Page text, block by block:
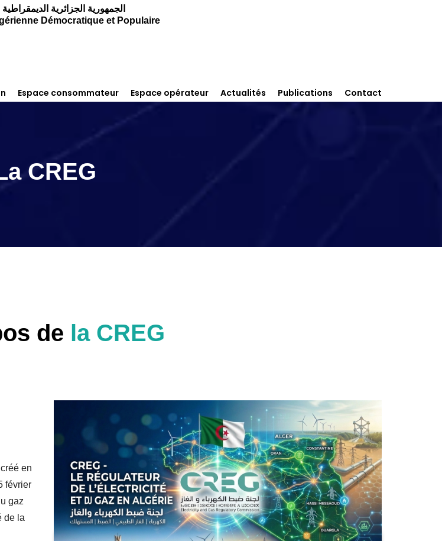
الجمهورية الجزائرية
Démocratique et Populaire
Espace consommateur Espace opérateur Actualités Publications Contact
CREG
de la CREG
en
février
gaz
de la